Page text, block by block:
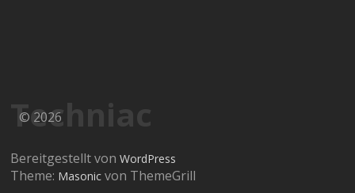
Techniac
© 2026
Bereitgestellt vonWordPress
Theme: Masonic von ThemeGrill